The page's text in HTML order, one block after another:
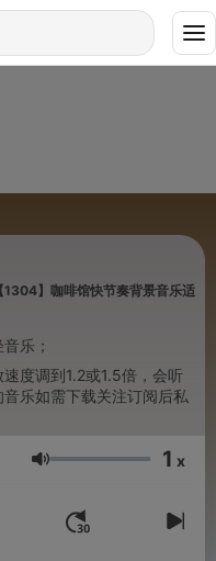
】咖啡馆快节奏背景音乐适
乐；
度调到1.2或1.5倍，会听
乐如需下载关注订阅后私
Volume 1 x